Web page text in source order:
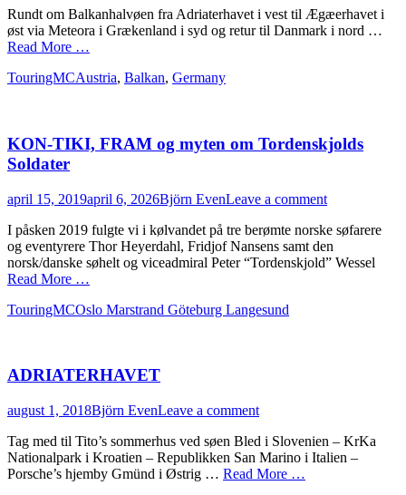
Rundt om Balkanhalvøen fra Adriaterhavet i vest til Ægæerhavet i
øst via Meteora i Grækenland i syd og retur til Danmark i nord …
Read More …
Categories
TouringMCTags
Austria, Balkan, Germany
KON-TIKI, FRAM og myten om Tordenskjolds
Soldater
Posted
april 15, 2019april 6, 2026Author
Björn EvenLeave a comment
I påsken 2019 fulgte vi i kølvandet på tre berømte norske søfarere
og eventyrere Thor Heyerdahl, Fridjof Nansens samt den
norsk/danske søhelt og viceadmiral Peter “Tordenskjold” Wessel
Read More …
Categories
TouringMCTags
Oslo Marstrand Göteburg Langesund
ADRIATERHAVET
Posted
august 1, 2018Author
Björn EvenLeave a comment
Tag med til Tito’s sommerhus ved søen Bled i Slovenien – KrKa
Nationalpark i Kroatien – Republikken San Marino i Italien –
Porsche’s hjemby Gmünd i Østrig … Read More …